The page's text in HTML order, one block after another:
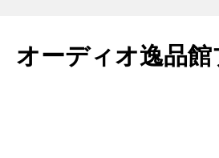
テ
ン
オーディオ逸品